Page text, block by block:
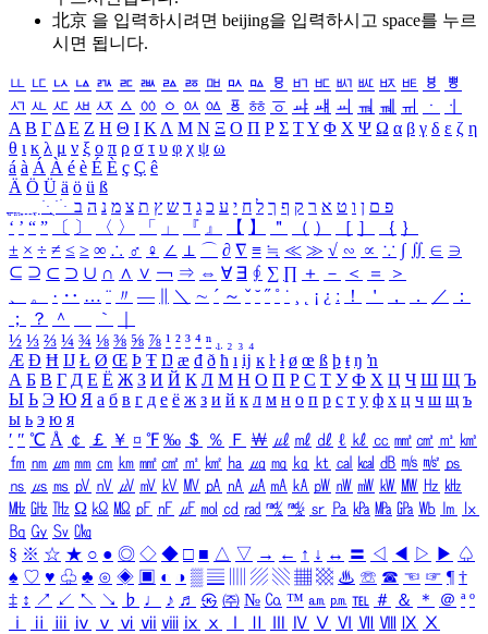
北京 을 입력하시려면 beijing을 입력하시고 space를 누르
시면 됩니다.
ㅥ ㅦ ㅧ ㅨ ㅩ ㅪ ㅫ ㅬ ㅭ ㅮ ㅯ ㅰ ㅱ ㅲ ㅳ ㅴ ㅵ ㅶ ㅷ ㅸ
ㅹ
ㅺ ㅻ ㅼ ㅽ ㅾ ㅿ ㆀ ㆁ ㆂ ㆃ ㆄ ㆅ ㆆ ㆇ ㆈ ㆉ ㆊ ㆋ ㆌ ㆍ
ㆎ
Α Β ΓΔ Ε Ζ Η Θ Ι ΚΛ Μ Ν Ξ Ο Π Ρ Σ ΤΥ Φ Χ Ψ Ω α β γ δ ε ζ η
θ ι κ λ μ ν ξ ο π ρ σ τ υ φ χ ψ ω
á à Á À é è É È ç Ç ê
Ä Ö Ü ä ö ü ß
ִֶֹ ֻּ ׁׂ פ ם ן ו ט א ר ק ף ך ל ח י ע כ ג ד ש ץ ת צ מ נ ה ב
‘ ’ “ ” 〔 〕 〈 〉 「 」 『 』 【 】 ＂ （ ） ［ ］ ｛ ｝
± × ÷ ≠ ≤ ≥ ∞ ∴ ♂ ♀ ∠ ⊥ ⌒ ∂ ∇ ≡ ≒ ≪ ≫ √ ∽ ∝ ∵ ∫ ∬ ∈ ∋
⊆ ⊇ ⊂ ⊃ ∪ ∩ ∧ ∨ ￢ ⇒ ⇔ ∀ ∃ ∮ ∑ ∏ ＋ － ＜ ＝
＞
、
。 · ‥ … ¨ 〃 ― ＼ ∼ ´ ～ ˇ ˘ ˝ ˚ ˙ ¸ ¡ ¿ ː ！ ＇ ， ． ／
：
；
？ ＾ ｀
½ ⅓ ⅔ ¼ ¾ ⅛ ⅜ ⅝ ⅞ ¹ ² ³ ⁴ ⁿ ₁ ₂ ₃ ₄
Æ Ð Ħ Ĳ Ł Ø Œ Þ Ŧ Ŋ æ đ ð ħ ı ĳ ĸ ŀ ł ø œ ß þ ŧ ŋ ŉ
А Б В Г Д Е Ё Ж З И Й К Л М Н О П Р С Т У Ф Х Ц Ч Ш Щ Ъ
Ы Ь Э Ю Я а б в г д е ё ж з и й к л м н о п р с т у ф х ц ч ш щ ъ
ы ь э ю я
′ ″ ℃ Å ￠ ￡ ￥ ¤ ℉ ‰ ＄ ％ Ｆ ￦ ㎕ ㎖ ㎗ ℓ ㎘ ㏄ ㎣ ㎤ ㎥ ㎦
㎙ ㎚ ㎛ ㎜ ㎝ ㎞ ㎟ ㎠ ㎡ ㎢ ㏊ ㎍ ㎎ ㎏ ㏏ ㎈ ㎉ ㏈ ㎧ ㎨ ㎰
㎱ ㎲ ㎳ ㎴ ㎵ ㎶ ㎷ ㎸ ㎹ ㎀ ㎁ ㎂ ㎃ ㎄ ㎺ ㎻ ㎽ ㎾ ㎿ ㎐ ㎑
㎒ ㎓ ㎔ Ω ㏀ ㏁ ㎊ ㎋ ㎌ ㏖ ㏅ ㎭ ㎮ ㎯ ㏛ ㎩ ㎪ ㎫ ㎬ ㏝ ㏐
㏓
㏃ ㏉ ㏜ ㏆
§ ※ ☆ ★ ○ ● ◎ ◇ ◆ □ ■ △ ▽ → ← ↑ ↓ ↔ 〓 ◁ ◀ ▷ ▶ ♤
♠ ♡ ♥ ♧ ♣ ⊙ ◈ ▣ ◐ ◑ ▒ ▤ ▨ ▧ ▦ ▩ ♨ ☏ ☎ ☜ ☞ ¶ †
‡ ↕ ↗ ↙ ↖ ↘ ♭ ♩ ♪ ♬ ㉿ ㈜ № ㏇ ™ ㏂ ㏘ ℡ ＃ ＆ ＊ ＠ ª º
ⅰ
ⅱ ⅲ ⅳ ⅴ ⅵ ⅶ ⅷ ⅸ ⅹ Ⅳ Ⅴ Ⅵ Ⅶ Ⅷ Ⅸ Ⅹ